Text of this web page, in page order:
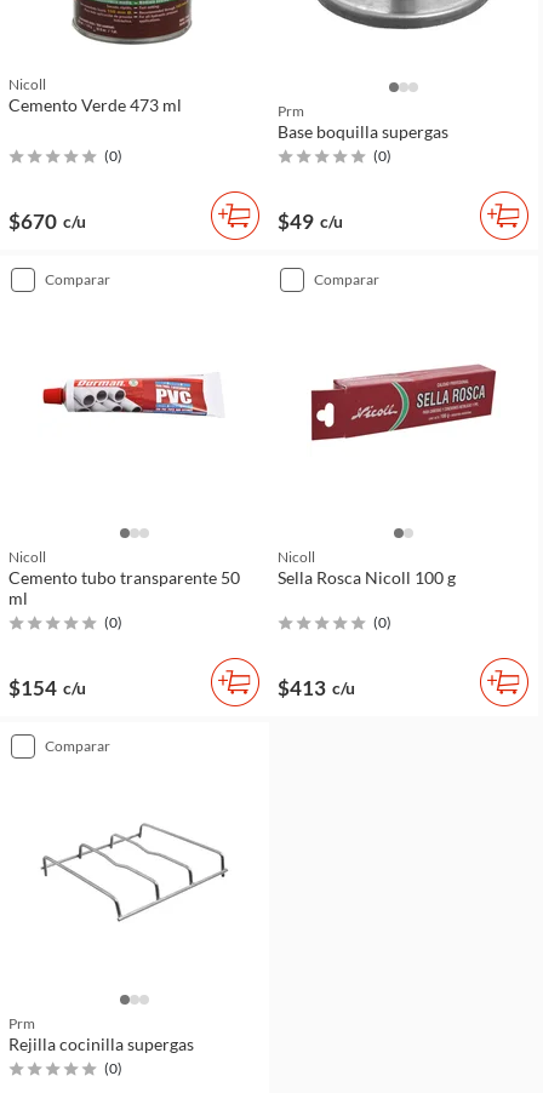
Nicoll
Cemento Verde 473 ml
(0)
$670 c/u
Prm
Base boquilla supergas
(0)
$49 c/u
comparar
Nicoll
Cemento tubo transparente 50
ml
(0)
$154 c/u
comparar
Nicoll
Sella Rosca Nicoll 100 g
(0)
$413 c/u
comparar
Prm
Rejilla cocinilla supergas
(0)